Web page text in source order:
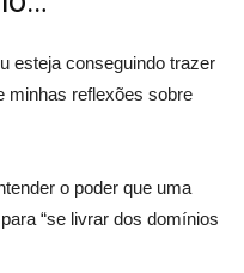
esteja conseguindo trazer
minhas reflexões sobre
o poder que uma
“se livrar dos domínios